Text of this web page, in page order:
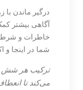
درگیر ماندن با
آگاهی بیشتر
خاطرات و
شما در اینجا و
می‌کند تا